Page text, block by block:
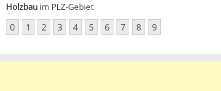
Holzbau im PLZ-Gebiet
0 1 2 3 4 5 6 7 8 9